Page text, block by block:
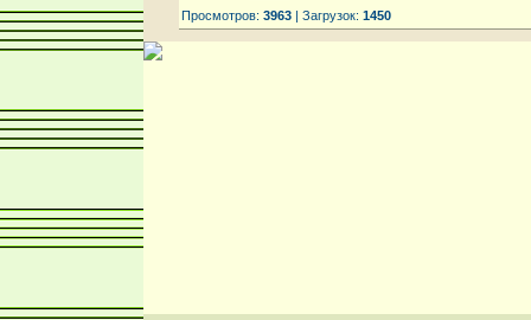
Просмотров: 3963 | Загрузок: 1450